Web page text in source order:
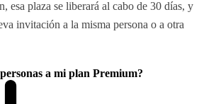
esa plaza se liberará al cabo de 30 días, y
invitación a la misma persona o a otra
a mi plan Premium?